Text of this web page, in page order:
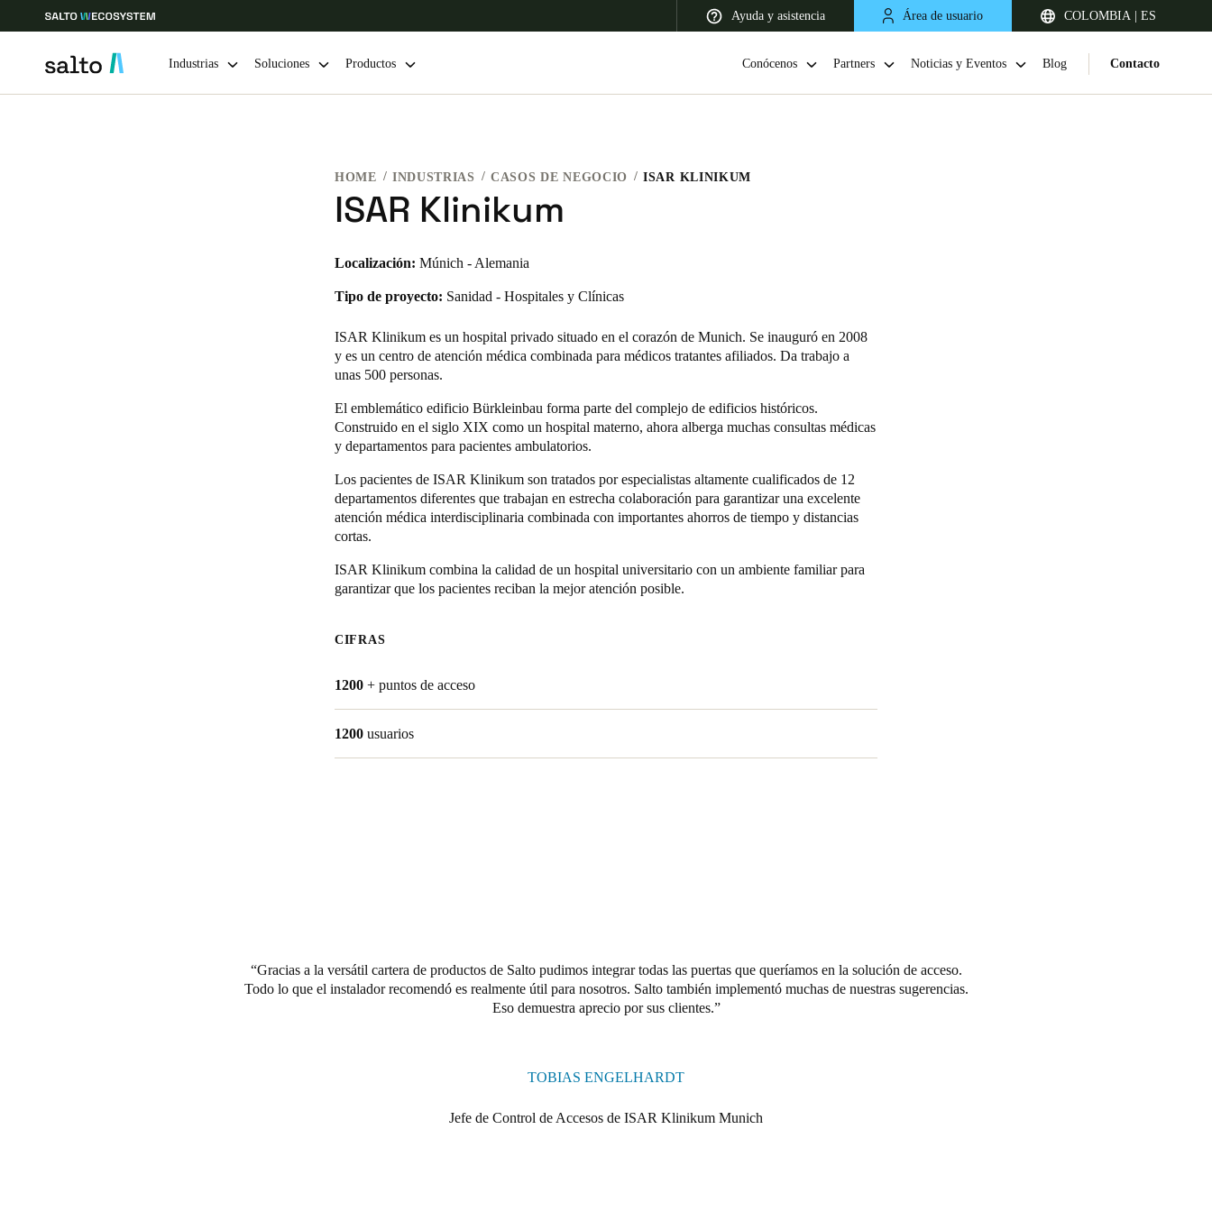
Ayuda y asistencia Área de usuario COLOMBIA | ES
Caribbean - Latin America Africa, Middle East, and India Asia Pacific
Colombia
Español
Español
Industrias Soluciones Productos Conócenos Partners Noticias y Eventos Blog Contacto
HOME INDUSTRIAS CASOS DE NEGOCIO ISAR KLINIKUM
ISAR Klinikum
Localización: Múnich - Alemania
Tipo de proyecto: Sanidad - Hospitales y Clínicas
ISAR Klinikum es un hospital privado situado en el corazón de Munich. Se inauguró en 2008
y es un centro de atención médica combinada para médicos tratantes afiliados. Da trabajo a
unas 500 personas.
El emblemático edificio Bürkleinbau forma parte del complejo de edificios históricos.
Construido en el siglo XIX como un hospital materno, ahora alberga muchas consultas médicas
y departamentos para pacientes ambulatorios.
Los pacientes de ISAR Klinikum son tratados por especialistas altamente cualificados de 12
departamentos diferentes que trabajan en estrecha colaboración para garantizar una excelente
atención médica interdisciplinaria combinada con importantes ahorros de tiempo y distancias
cortas.
ISAR Klinikum combina la calidad de un hospital universitario con un ambiente familiar para
garantizar que los pacientes reciban la mejor atención posible.
CIFRAS
1200 + puntos de acceso
1200 usuarios
Gracias a la versátil cartera de productos de Salto pudimos integrar todas las puertas que queríamos en la solución de acceso.
Todo lo que el instalador recomendó es realmente útil para nosotros. Salto también implementó muchas de nuestras sugerencias.
Eso demuestra aprecio por sus clientes.
TOBIAS ENGELHARDT
Jefe de Control de Accesos de ISAR Klinikum Munich